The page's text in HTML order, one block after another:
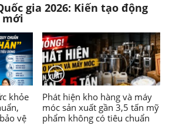
gia 2026: Kiến tạo động
khỏe
vệ
Phát hiện kho hàng và máy
móc sản xuất gần 3,5 tấn mỹ
phẩm không có tiêu chuẩn